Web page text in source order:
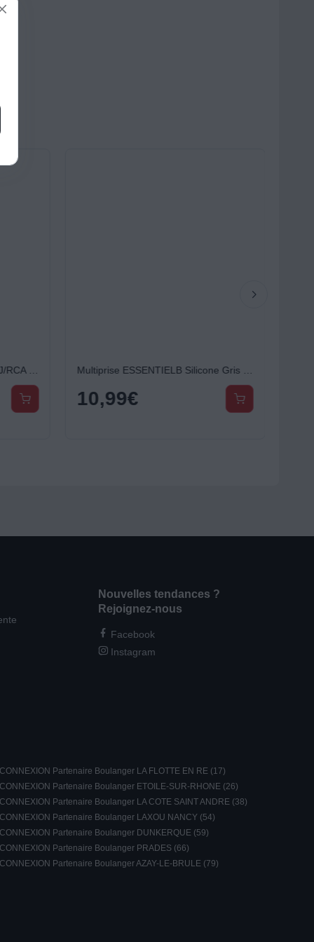
Câble Jack/RCA ESSENTIELB J/RCA - 3m - ecp Multiprise ESSENTIELB Silicone Gris 5 X 16A avec interrupteur
10,99€
Nouvelles tendances ?
Rejoignez-nous
Facebook
Instagram
CONNEXION Partenaire Boulanger LA FLOTTE EN RE (17)
CONNEXION Partenaire Boulanger ETOILE-SUR-RHONE (26)
CONNEXION Partenaire Boulanger LA COTE SAINT ANDRE (38)
CONNEXION Partenaire Boulanger LAXOU NANCY (54)
CONNEXION Partenaire Boulanger DUNKERQUE (59)
CONNEXION Partenaire Boulanger PRADES (66)
CONNEXION Partenaire Boulanger AZAY-LE-BRULE (79)